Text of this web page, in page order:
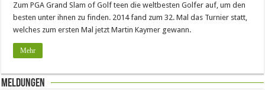
Zum PGA Grand Slam of Golf teen die weltbesten Golfer auf, um den
besten unter ihnen zu finden. 2014 fand zum 32. Mal das Turnier statt,
welches zum ersten Mal jetzt Martin Kaymer gewann.
Mehr
Meldungen